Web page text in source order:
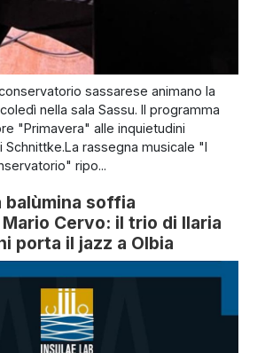
sassarese animano la
nella sala Sassu. Il programma
"Primavera" alle inquietudini
rassegna musicale "I
ripo...
balùmina soffia
Cervo: il trio di Ilaria
porta il jazz a Olbia